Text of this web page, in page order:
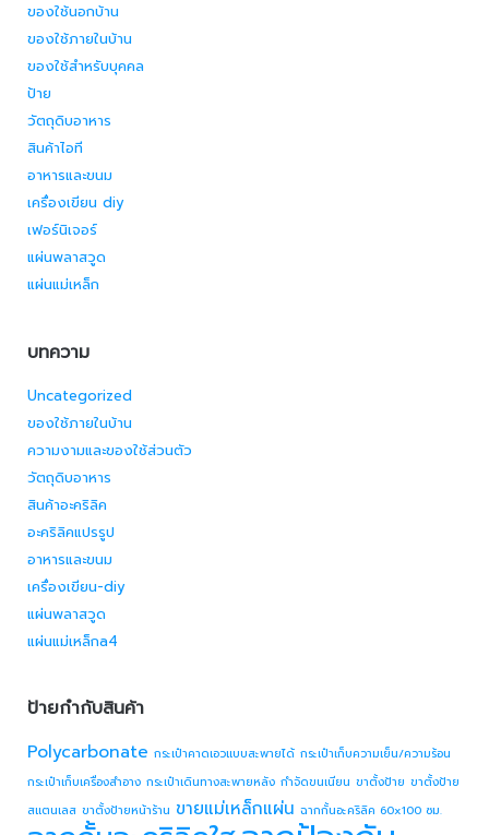
ของใช้นอกบ้าน
ของใช้ภายในบ้าน
ของใช้สำหรับบุคคล
ป้าย
วัตถุดิบอาหาร
สินค้าไอที
อาหารและขนม
เครื่องเขียน diy
เฟอร์นิเจอร์
แผ่นพลาสวูด
แผ่นแม่เหล็ก
บทความ
Uncategorized
ของใช้ภายในบ้าน
ความงามและของใช้ส่วนตัว
วัตถุดิบอาหาร
สินค้าอะคริลิค
อะคริลิคแปรรูป
อาหารและขนม
เครื่องเขียน-diy
แผ่นพลาสวูด
แผ่นแม่เหล็กa4
ป้ายกำกับสินค้า
Polycarbonate กระเป๋าคาดเอวแบบสะพายได้ กระเป๋าเก็บความเย็น/ความร้อน
กระเป๋าเก็บเครื่องสำอาง กระเป๋าเดินทางสะพายหลัง กำจัดขนเนียน ขาตั้งป้าย ขาตั้งป้าย
สแตนเลส ขาตั้งป้ายหน้าร้าน ขายแม่เหล็กแผ่น ฉากกั้นอะคริลิค 60x100 ซม.